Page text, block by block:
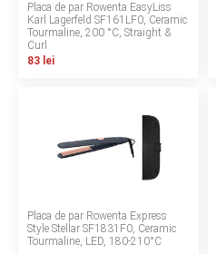
Placa de par Rowenta EasyLiss
Karl Lagerfeld SF161LF0, Ceramic
Tourmaline, 200 °C, Straight &
Curl
83 lei
Placa de par Rowenta Express
Style Stellar SF1831F0, Ceramic
Tourmaline, LED, 180‑210°C